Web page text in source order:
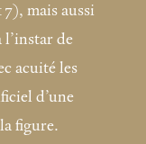
mais aussi
de
acuité les
d’une
figure.